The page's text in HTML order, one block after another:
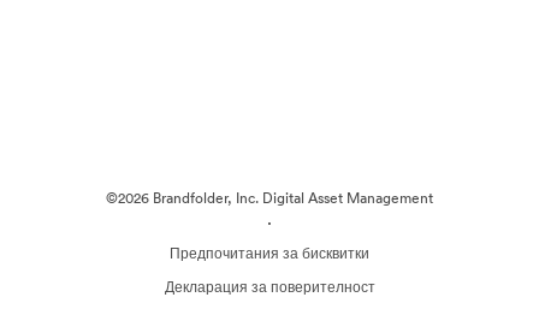
©2026 Brandfolder, Inc. Digital Asset Management
·
Предпочитания за бисквитки
Декларация за поверителност